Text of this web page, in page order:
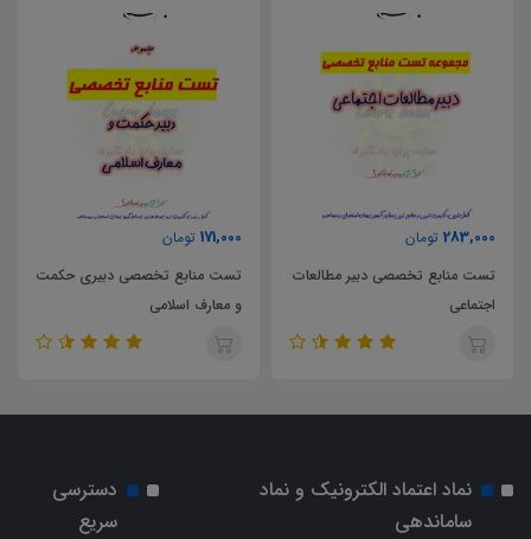
283,000 تومان
تست منابع تخصصی دبیر مطالعات
اجتماعی
171,000 تومان
تست منابع تخصصی دبیری حکمت
و معارف اسلامی
نماد اعتماد الکترونیک و نماد
ساماندهی
دسترسی
سریع